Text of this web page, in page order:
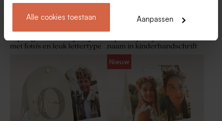
Alle cookies toestaan Aanpassen
Marbré goud lentilles De
Bock 1kg (± 1120 stuks)
Staande foto bedankkaart
met goudfolie
Hip, afgerond snoepzakje
met foto's en leuk lettertype
Hip snoepzakje met foto en
naam in kinderhandschrift
Nieuw